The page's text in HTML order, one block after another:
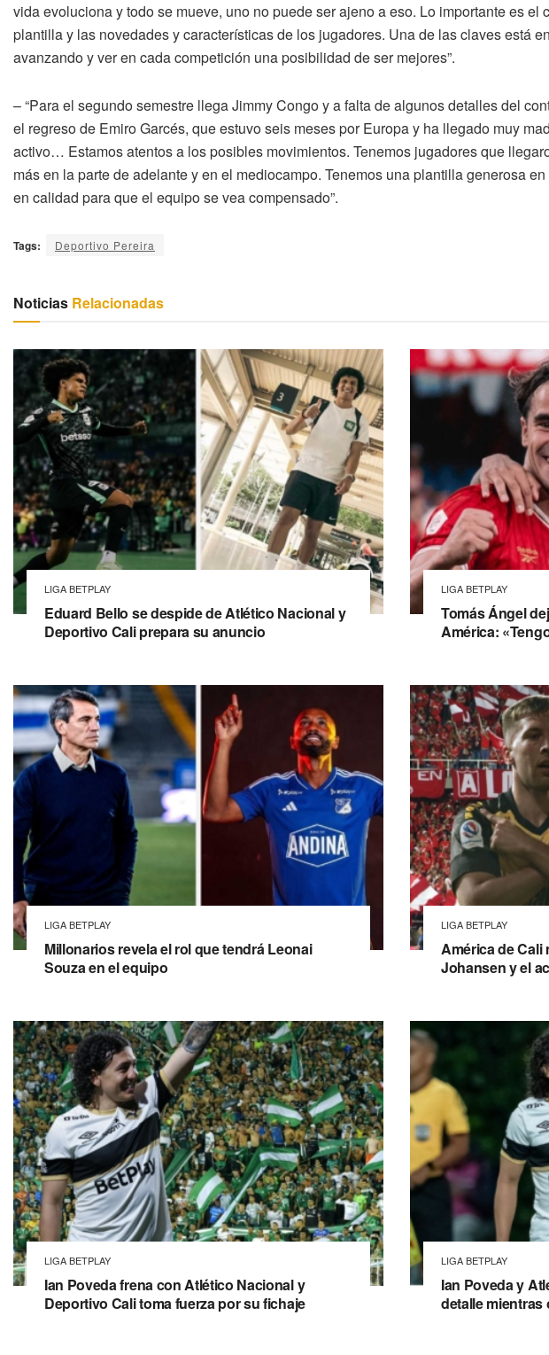
vida evoluciona y todo se mueve, uno no puede ser ajeno a eso. Lo importante es el
plantilla y las novedades y características de los jugadores. Una de las claves está
avanzando y ver en cada competición una posibilidad de ser mejores”.
– “Para el segundo semestre llega Jimmy Congo y a falta de algunos detalles del
el regreso de Emiro Garcés, que estuvo seis meses por Europa y ha llegado muy
activo… Estamos atentos a los posibles movimientos. Tenemos jugadores que
más en la parte de adelante y en el mediocampo. Tenemos una plantilla generosa
en calidad para que el equipo se vea compensado”.
Tags: Deportivo Pereira
Noticias Relacionadas
LIGA BETPLAY
Eduard Bello se despide de Atlético Nacional y
Deportivo Cali prepara su anuncio
LIGA BETPLAY
Tomás Ángel
América:
LIGA BETPLAY
Millonarios revela el rol que tendrá Leonai
Souza en el equipo
LIGA BETPLAY
América de Cali
Johansen y el
LIGA BETPLAY
Ian Poveda frena con Atlético Nacional y
Deportivo Cali toma fuerza por su fichaje
LIGA BETPLAY
Ian Poveda y
detalle mientras